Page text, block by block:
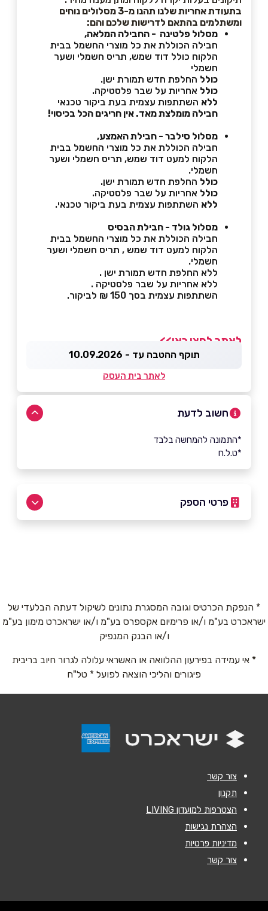
בתעודת אחריות שלנו תהנו מ-3 מסלולים נוחים
ומשתלמים בהתאם לדרישות שלכם והם:
מסלול פלטינה - החבילה המלאה,
חבילה הכוללת את כל מוצרי החשמל בבית
הלקוח כולל דוד שמש, תריס חשמלי ושער
חשמלי
כולל החלפת חדש תמורת ישן.
כולל אחריות על שבר פלסטיקה.
ללא השתתפות עצמית בעת ביקור טכנאי
חבילה מומלצת מאד. אין חריגים הכל בכיסוי!
מסלול סילבר - חבילת האמצע,
חבילה הכוללת את כל מוצרי החשמל בבית
הלקוח למעט דוד שמש, תריס חשמלי ושער
חשמלי.
כולל החלפת חדש תמורת ישן.
כולל אחריות על שבר פלסטיקה.
ללא השתתפות עצמית בעת ביקור טכנאי.
מסלול גולד - חבילת הבסיס
חבילה הכוללת את כל מוצרי החשמל בבית
הלקוח למעט דוד שמש , תריס חשמלי ושער
חשמלי.
ללא החלפת חדש תמורת ישן .
ללא אחריות על שבר פלסטיקה .
השתתפות עצמית בסך 150 ₪ לביקור.
לאתר לחצו כאן>>
תוקף ההטבה עד - 10.09.2026
לאתר בית העסק
חשוב לדעת
*התמונה להמחשה בלבד
*ט.ל.ח
פרטי הספק
שם מלא*
טלפון*
נושא*
הודעה
* הנפקת הכרטיס וגובה המסגרת נתונים לשיקול דעתה הבלעדי של
ישראכרט בע"מ ו/או פרימיום אקספרס בע"מ ו/או ישראכרט מימון בע"מ
ו/או הבנק המנפיק
* אי עמידה בפירעון ההלוואה או האשראי עלולה לגרור חיוב בריבית
פיגורים והליכי הוצאה לפועל * טל"ח
צור קשר
תקנון
הצטרפות למועדון LIVING
הצהרת נגישות
מדיניות פרטיות
צור קשר